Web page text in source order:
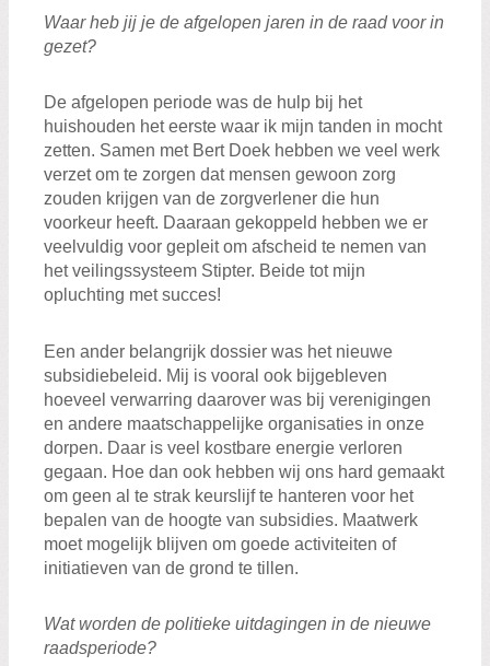
Waar heb jij je de afgelopen jaren in de raad voor in
gezet?
De afgelopen periode was de hulp bij het
huishouden het eerste waar ik mijn tanden in mocht
zetten. Samen met Bert Doek hebben we veel werk
verzet om te zorgen dat mensen gewoon zorg
zouden krijgen van de zorgverlener die hun
voorkeur heeft. Daaraan gekoppeld hebben we er
veelvuldig voor gepleit om afscheid te nemen van
het veilingssysteem Stipter. Beide tot mijn
opluchting met succes!
Een ander belangrijk dossier was het nieuwe
subsidiebeleid. Mij is vooral ook bijgebleven
hoeveel verwarring daarover was bij verenigingen
en andere maatschappelijke organisaties in onze
dorpen. Daar is veel kostbare energie verloren
gegaan. Hoe dan ook hebben wij ons hard gemaakt
om geen al te strak keurslijf te hanteren voor het
bepalen van de hoogte van subsidies. Maatwerk
moet mogelijk blijven om goede activiteiten of
initiatieven van de grond te tillen.
Wat worden de politieke uitdagingen in de nieuwe
raadsperiode?